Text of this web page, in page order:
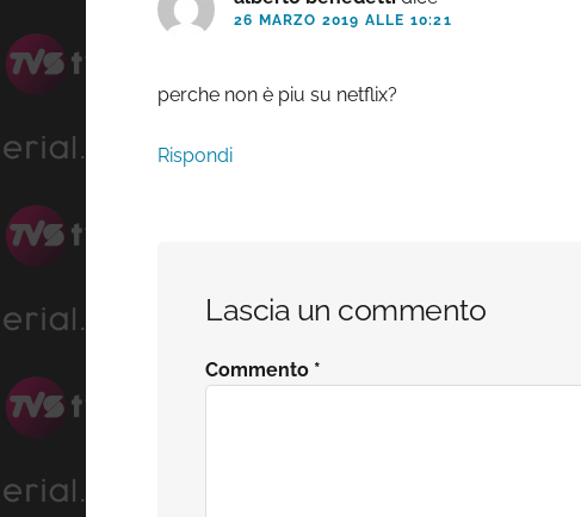
26 MARZO 2019 ALLE 10:21
perche non è piu su netflix?
Rispondi
Lascia un commento
Commento *